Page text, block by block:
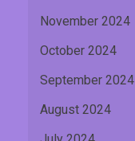
November 2024
October 2024
September 2024
August 2024